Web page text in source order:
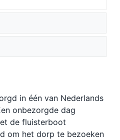
in één van Nederlands
onbezorgde dag
de fluisterboot
om het dorp te bezoeken